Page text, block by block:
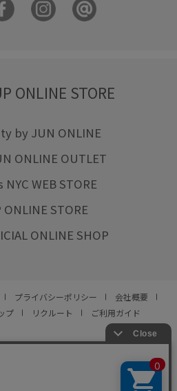
ONLINE STORE
by JUN ONLINE
ONLINE OUTLET
WEB STORE
ONLINE STORE
ONLINE SHOP
プライバシーポリシー
会社概要
プ リクルート ご利用ガイド
ALL RIGHTS RESERVED.